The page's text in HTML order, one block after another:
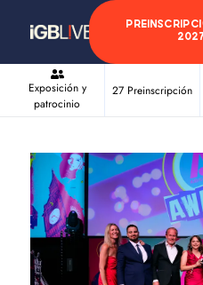
2027
Exposición y
patrocinio
27 Preinscripción